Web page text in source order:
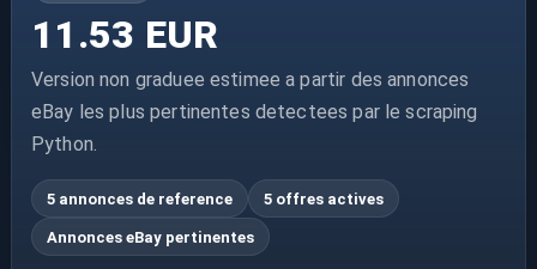
11.53 EUR
Version non graduee estimee a partir des annonces
eBay les plus pertinentes detectees par le scraping
Python.
5 annonces de reference 5 offres actives
Annonces eBay pertinentes